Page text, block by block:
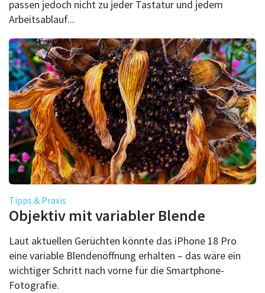
passen jedoch nicht zu jeder Tastatur und jedem
Arbeitsablauf...
Tipps & Praxis
Objektiv mit variabler Blende
Laut aktuellen Gerüchten könnte das iPhone 18 Pro
eine variable Blendenöffnung erhalten – das wäre ein
wichtiger Schritt nach vorne für die Smartphone-
Fotografie.